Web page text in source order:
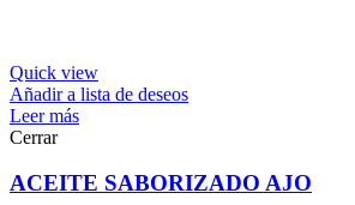
Quick view
Añadir a lista de deseos
Leer más
Cerrar
ACEITE SABORIZADO AJO